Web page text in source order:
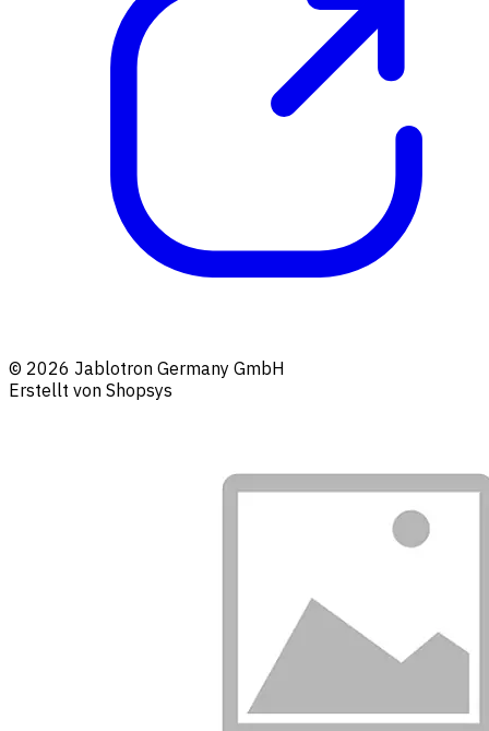
© 2026 Jablotron Germany GmbH
Erstellt von Shopsys